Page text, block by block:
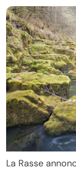
La Rasse